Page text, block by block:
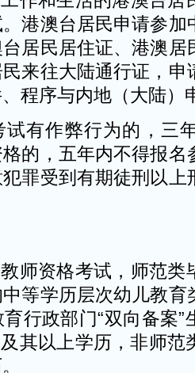
港澳台居民申请参加
居民居住证、港澳居
来往大陆通行证，申
程序与内地（大陆）
试有作弊行为的，三
的，五年内不得报名
罪受到有期徒刑以上
师资格考试，师范类
等学历层次幼儿教育
行政部门“双向备案”
其以上学历，非师范